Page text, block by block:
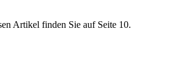
Artikel finden Sie auf Seite 10.